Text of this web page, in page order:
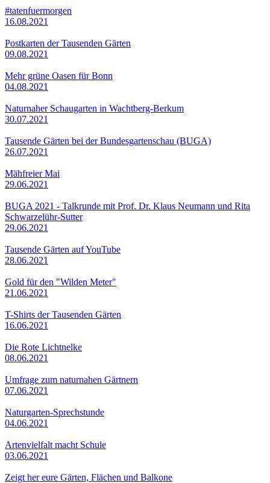
#tatenfuermorgen
16.08.2021
Postkarten der Tausenden Gärten
09.08.2021
Mehr grüne Oasen für Bonn
04.08.2021
Naturnaher Schaugarten in Wachtberg-Berkum
30.07.2021
Tausende Gärten bei der Bundesgartenschau (BUGA)
26.07.2021
Mähfreier Mai
29.06.2021
BUGA 2021 - Talkrunde mit Prof. Dr. Klaus Neumann und Rita
Schwarzelühr-Sutter
29.06.2021
Tausende Gärten auf YouTube
28.06.2021
Gold für den "Wilden Meter"
21.06.2021
T-Shirts der Tausenden Gärten
16.06.2021
Die Rote Lichtnelke
08.06.2021
Umfrage zum naturnahen Gärtnern
07.06.2021
Naturgarten-Sprechstunde
04.06.2021
Artenvielfalt macht Schule
03.06.2021
Zeigt her eure Gärten, Flächen und Balkone